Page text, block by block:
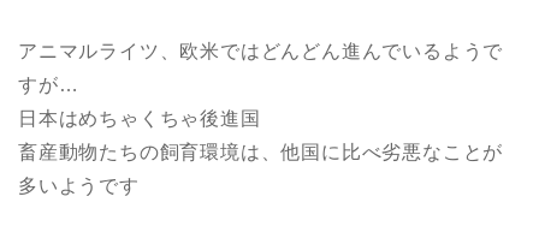
アニマルライツ、欧米ではどんどん進んでいるようで
すが…
日本はめちゃくちゃ後進国
畜産動物たちの飼育環境は、他国に比べ劣悪なことが
多いようです